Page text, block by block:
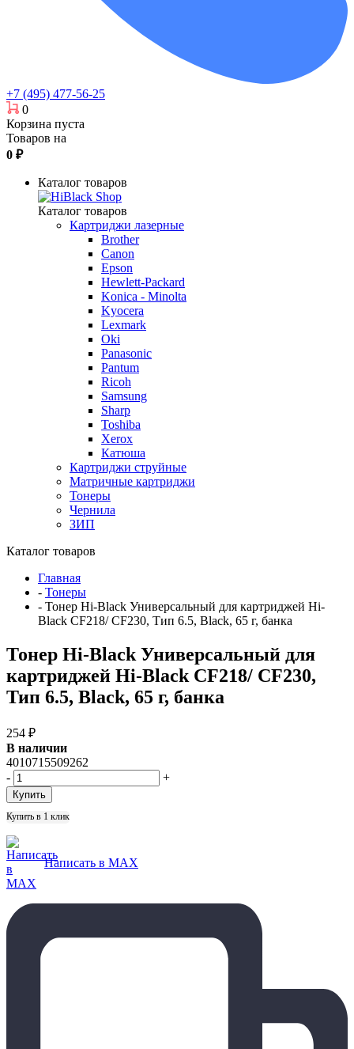
+7 (495) 477-56-25
0
Корзина пуста
Товаров на
0 ₽
Каталог товаров
Каталог товаров
Картриджи лазерные
Brother
Canon
Epson
Hewlett-Packard
Konica - Minolta
Kyocera
Lexmark
Oki
Panasonic
Pantum
Ricoh
Samsung
Sharp
Toshiba
Xerox
Катюша
Картриджи струйные
Матричные картриджи
Тонеры
Чернила
ЗИП
Каталог товаров
Главная
- Тонеры
- Тонер Hi-Black Универсальный для картриджей Hi-
Black CF218/ CF230, Тип 6.5, Black, 65 г, банка
Тонер Hi-Black Универсальный для
картриджей Hi-Black CF218/ CF230,
Тип 6.5, Black, 65 г, банка
254 ₽
В наличии
4010715509262
-
+
Купить в 1 клик
Написать в MAX